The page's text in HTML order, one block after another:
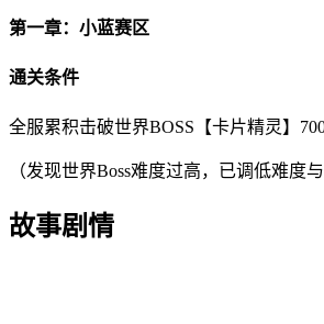
第一章：小蓝赛区
通关条件
全服累积击破世界BOSS【卡片精灵】
（发现世界Boss难度过高，已调低难度
故事剧情